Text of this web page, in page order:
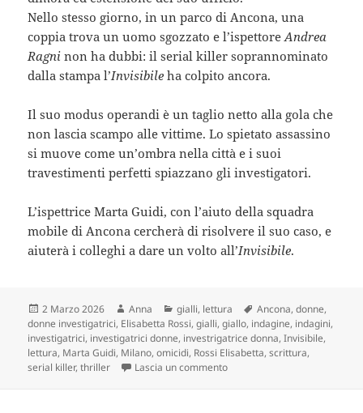
Nello stesso giorno, in un parco di Ancona, una
coppia trova un uomo sgozzato e l’ispettoreAndrea
Ragninon ha dubbi: il serial killer soprannominato
dalla stampa l’Invisibile ha colpito ancora.
Il suo modus operandi è un taglio netto alla gola che
non lascia scampo alle vittime. Lo spietato assassino
si muove come un’ombra nella città e i suoi
travestimenti perfetti spiazzano gli investigatori.
L’ispettrice Marta Guidi, con l’aiuto della squadra
mobile di Ancona cercherà di risolvere il suo caso, e
aiuterà i colleghi a dare un volto all’Invisibile.
Scritto
il
2 Marzo 2026 Autore
Anna Categorie
gialli, lettura Tag
Ancona,donne,
donne investigatrici, Elisabetta Rossi,gialli,giallo, indagine, indagini,
investigatrici, investigatrici donne, investrigatrice donna,Invisibile,
lettura, Marta Guidi, Milano,omicidi, Rossi Elisabetta,scrittura,
serial killer,thriller Lascia un commentosu Marta Guidi e il caso